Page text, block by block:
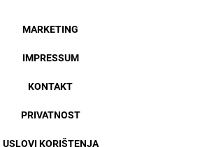
MARKETING
IMPRESSUM
KONTAKT
PRIVATNOST
USLOVI KORIŠTENJA